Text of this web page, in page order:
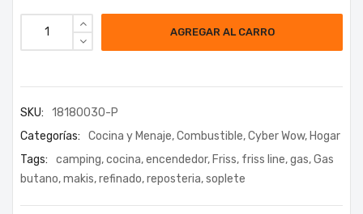
AGREGAR AL CARRO
SKU:
18180030-P
Categorías:
Cocina y Menaje,Combustible,Cyber Wow, Hogar
Tags:
camping,cocina,encendedor, Friss, friss line,gas,Gas
butano,makis,refinado,reposteria,soplete